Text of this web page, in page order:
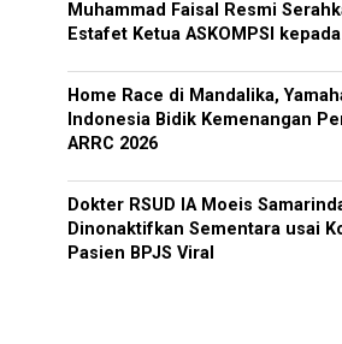
Muhammad Faisal Resmi
Estafet Ketua ASKOMPSI
Home Race di Mandalika,
Indonesia Bidik Kemenangan
ARRC 2026
Dokter RSUD IA Moeis
Dinonaktifkan Sementara usai
Pasien BPJS Viral